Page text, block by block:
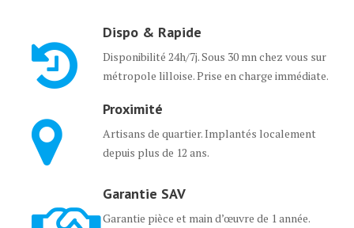
Dispo & Rapide
Disponibilité 24h/7j. Sous 30 mn chez vous sur
métropole lilloise. Prise en charge immédiate.
Proximité
Artisans de quartier. Implantés localement
depuis plus de 12 ans.
Garantie SAV
Garantie pièce et main d’œuvre de 1 année.